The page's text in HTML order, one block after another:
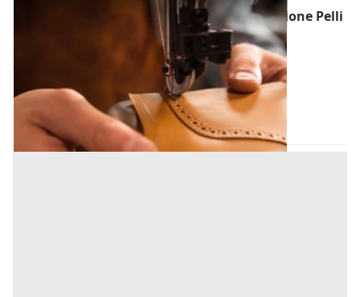
Macchinari per l'Industria Tessile, Lavorazione Pelli
e Calzature all'asta a Noventa padovana
Noventa padovana (Padova)
84.293 €
Codice asta: b87eace3
30/09/2026